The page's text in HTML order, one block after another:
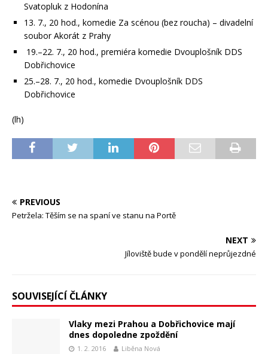
Svatopluk z Hodonína
13. 7., 20 hod., komedie Za scénou (bez roucha) – divadelní
soubor Akorát z Prahy
19.–22. 7., 20 hod., premiéra komedie Dvouplošník DDS
Dobřichovice
25.–28. 7., 20 hod., komedie Dvouplošník DDS
Dobřichovice
(lh)
PREVIOUS
Petržela: Těším se na spaní ve stanu na Portě
NEXT
Jíloviště bude v pondělí neprůjezdné
SOUVISEJÍCÍ ČLÁNKY
Vlaky mezi Prahou a Dobřichovice mají
dnes dopoledne zpoždění
1. 2. 2016 Liběna Nová